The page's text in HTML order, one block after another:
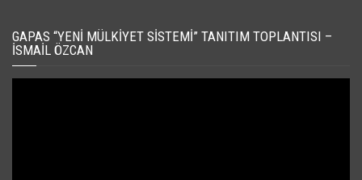
GAPAS “YENI MÜLKIYET SISTEMI” TANITIM TOPLANTISI –
İSMAIL ÖZCAN